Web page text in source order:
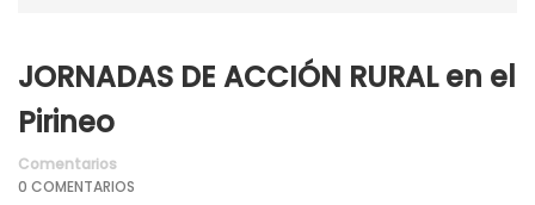
JORNADAS DE ACCIÓN RURAL en el
Pirineo
Comentarios
0 COMENTARIOS